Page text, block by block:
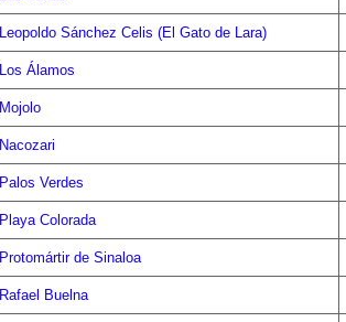
Leopoldo Sánchez Celis (El Gato de Lara)
Los Álamos
Mojolo
Nacozari
Palos Verdes
Playa Colorada
Protomártir de Sinaloa
Rafael Buelna